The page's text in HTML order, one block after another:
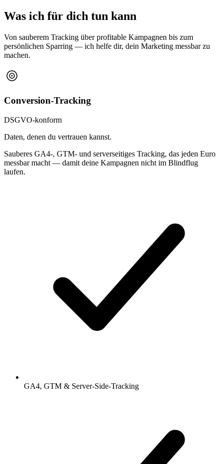
Was ich für dich tun kann
Von sauberem Tracking über profitable Kampagnen bis zum
persönlichen Sparring — ich helfe dir, dein Marketing messbar zu
machen.
Conversion-Tracking
DSGVO-konform
Daten, denen du vertrauen kannst.
Sauberes GA4-, GTM- und serverseitiges Tracking, das jeden Euro
messbar macht — damit deine Kampagnen nicht im Blindflug
laufen.
GA4, GTM & Server-Side-Tracking